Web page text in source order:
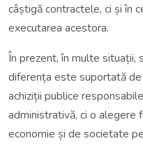
câștigă contractele, ci și în
executarea acestora.
În prezent, în multe situații,
diferența este suportată
achiziții publice
administrativă, ci o alegere
economie și de societate